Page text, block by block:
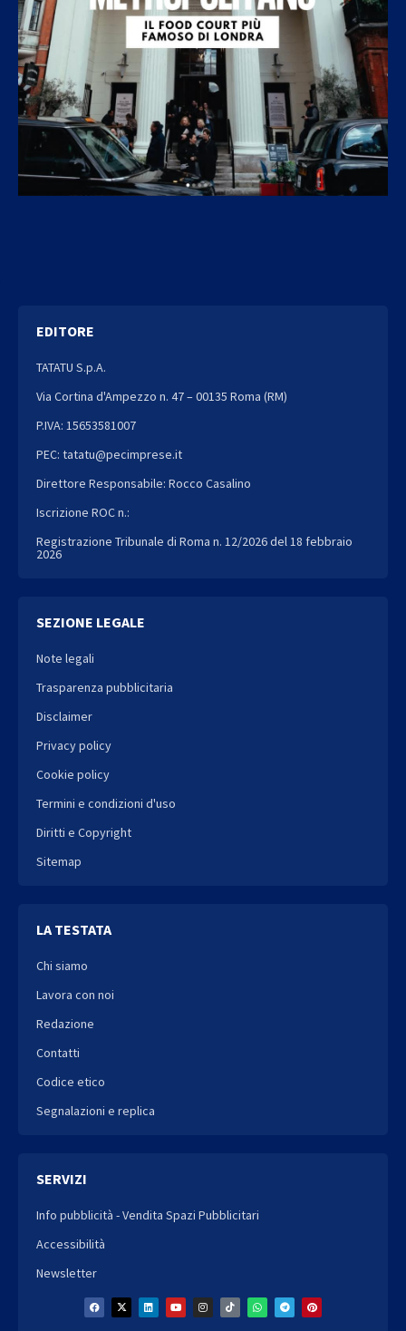
EDITORE
TATATU S.p.A.
Via Cortina d'Ampezzo n. 47 – 00135 Roma (RM)
P.IVA: 15653581007
PEC: tatatu@pecimprese.it
Direttore Responsabile: Rocco Casalino
Iscrizione ROC n.:
Registrazione Tribunale di Roma n. 12/2026 del 18 febbraio
2026
SEZIONE LEGALE
Note legali
Trasparenza pubblicitaria
Disclaimer
Privacy policy
Cookie policy
Termini e condizioni d'uso
Diritti e Copyright
Sitemap
LA TESTATA
Chi siamo
Lavora con noi
Redazione
Contatti
Codice etico
Segnalazioni e replica
SERVIZI
Info pubblicità - Vendita Spazi Pubblicitari
Accessibilità
Newsletter